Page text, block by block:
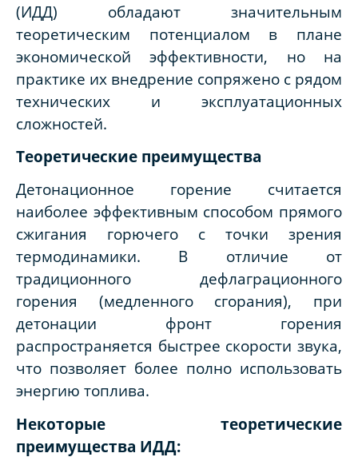
(ИДД) обладают значительным
теоретическим потенциалом в плане
экономической эффективности, но на
практике их внедрение сопряжено с рядом
технических и эксплуатационных
сложностей.
Теоретические преимущества
Детонационное горение считается
наиболее эффективным способом прямого
сжигания горючего с точки зрения
термодинамики. В отличие от
традиционного дефлаграционного
горения (медленного сгорания), при
детонации фронт горения
распространяется быстрее скорости звука,
что позволяет более полно использовать
энергию топлива.
Некоторые теоретические
преимущества ИДД: